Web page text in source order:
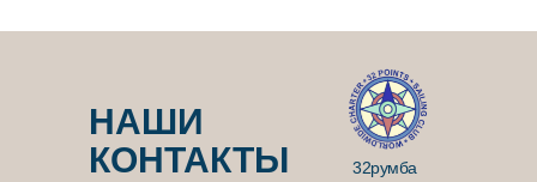
НАШИ
КОНТАКТЫ
32румба